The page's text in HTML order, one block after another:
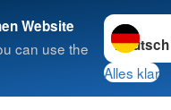
Website
can use the
Sprache
Alles klar
Suche